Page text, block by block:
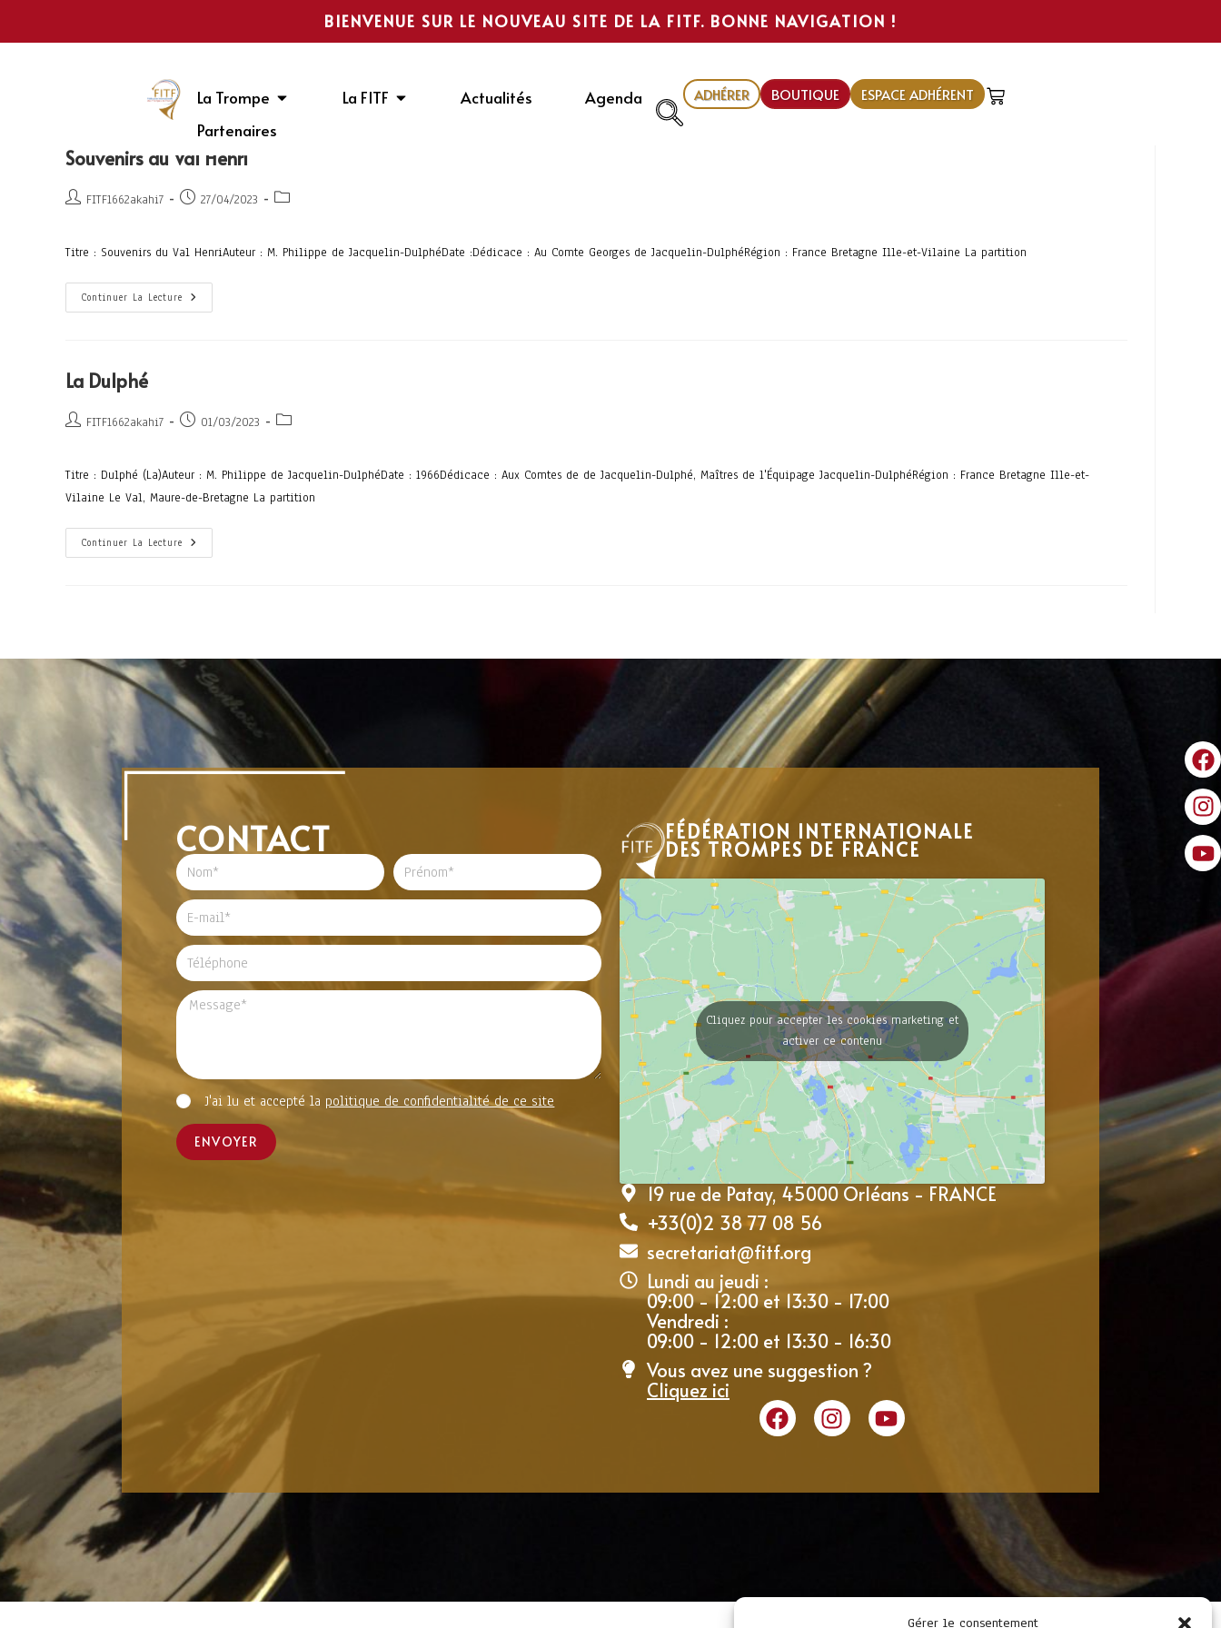
Gérer le consentement
BIENVENUE SUR LE NOUVEAU SITE DE LA FITF. BONNE NAVIGATION !
La Trompe La FITF Actualités
Agenda
Partenaires
ADHÉRER BOUTIQUE ESPACE ADHÉRENT
Souvenirs du Val Henri
FITF1662akahi7 27/04/2023
Titre : Souvenirs du Val HenriAuteur : M. Philippe de Jacquelin-DulphéDate :Dédicace : Au Comte Georges de Jacquelin-DulphéRégion : France Bretagne Ille-et-Vilaine La partition
Continuer La Lecture
La Dulphé
FITF1662akahi7 01/03/2023
Titre : Dulphé (La)Auteur : M. Philippe de Jacquelin-DulphéDate : 1966Dédicace : Aux Comtes de de Jacquelin-Dulphé, Maîtres de l'Équipage Jacquelin-DulphéRégion : France Bretagne Ille-et-
Vilaine Le Val, Maure-de-Bretagne La partition
Continuer La Lecture
CONTACT
J'ai lu et accepté la politique de confidentialité de ce site
ENVOYER
FÉDÉRATION INTERNATIONALE
DES TROMPES DE FRANCE
Cliquez pour accepter les cookies marketing et
activer ce contenu
19 rue de Patay, 45000 Orléans - FRANCE
+33(0)2 38 77 08 56
secretariat@fitf.org
Lundi au jeudi :
09:00 - 12:00 et 13:30 - 17:00
Vendredi :
09:00 - 12:00 et 13:30 - 16:30
Vous avez une suggestion ?
Cliquez ici